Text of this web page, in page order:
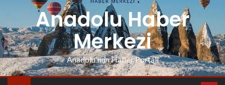
Anadolu Haber
Merkezi
Anadolu'nun Haber Portalı